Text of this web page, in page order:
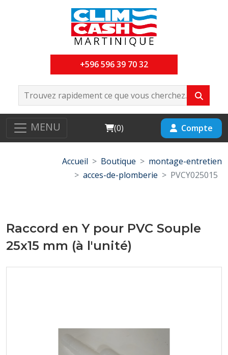
+596 596 39 70 32
MENU Cart
(0) Compte
Accueil Boutique
montage-entretien
acces-de-plomberie
PVCY025015
Raccord en Y pour PVC Souple
25x15 mm (à l'unité)